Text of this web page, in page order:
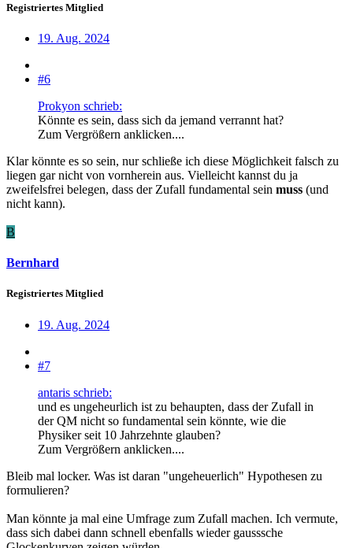
Registriertes Mitglied
19. Aug. 2024
#6
Prokyon schrieb:
Könnte es sein, dass sich da jemand verrannt hat?
Zum Vergrößern anklicken....
Klar könnte es so sein, nur schließe ich diese Möglichkeit falsch zu
liegen gar nicht von vornherein aus. Vielleicht kannst du ja
zweifelsfrei belegen, dass der Zufall fundamental sein muss (und
nicht kann).
B
Bernhard
Registriertes Mitglied
19. Aug. 2024
#7
antaris schrieb:
und es ungeheurlich ist zu behaupten, dass der Zufall in
der QM nicht so fundamental sein könnte, wie die
Physiker seit 10 Jahrzehnte glauben?
Zum Vergrößern anklicken....
Bleib mal locker. Was ist daran "ungeheuerlich" Hypothesen zu
formulieren?
Man könnte ja mal eine Umfrage zum Zufall machen. Ich vermute,
dass sich dabei dann schnell ebenfalls wieder gausssche